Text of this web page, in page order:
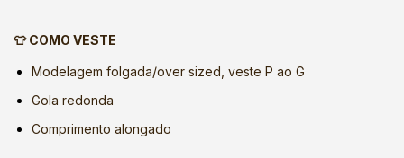
👕 COMO VESTE
Modelagem folgada/over sized, veste P ao G
Gola redonda
Comprimento alongado